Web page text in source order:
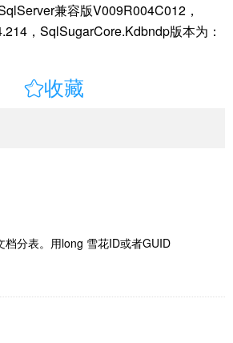
兼容版V009R004C012，
，SqlSugarCore.Kdbndp版本为：
收藏
档分表。用long 雪花ID或者GUID